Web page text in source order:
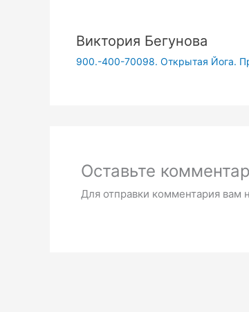
Виктория Бегунова
900.-400-70098. Открытая Йога.
Оставьте
Для отправки комментария вам